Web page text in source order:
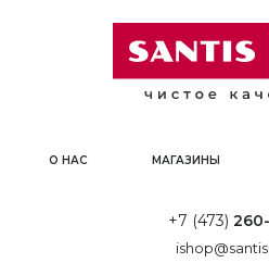
О НАС МАГАЗИНЫ
+7 (473)